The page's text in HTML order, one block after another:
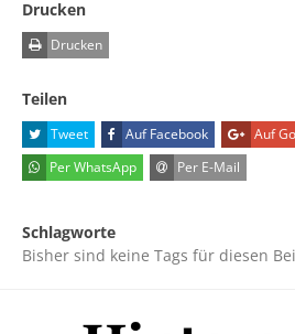
Drucken
Drucken
Teilen
Tweet Auf Facebook Auf
Per WhatsApp
Per E-Mail
Schlagworte
Bisher sind keine Tags für diesen